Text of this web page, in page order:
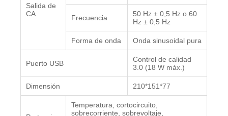
Salida de
CA
Frecuencia
50 Hz ± 0,5 Hz o 60
Hz ± 0,5 Hz
Forma de onda Onda sinusoidal pura
Puerto USB
Control de calidad
3.0 (18 W máx.)
Dimensión 210*151*77
Temperatura, cortocircuito,
sobrecorriente, sobrevoltaje,